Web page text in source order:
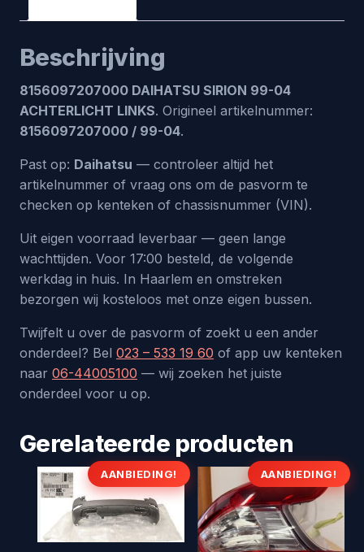
Beschrijving
8156097207000 DAIHATSU SIRION 99-04
ACHTERLICHT LINKS. Origineel artikelnummer:
8156097207000 / 99-04.
Past op: Daihatsu — controleer altijd het
artikelnummer of vraag ons om de pasvorm te
checken op kenteken of chassisnummer (VIN).
Uit eigen voorraad leverbaar — geen lange
wachttijden. Voor 17:00 besteld, de volgende
werkdag in huis. In Haarlem en omstreken
bezorgen wij kosteloos met onze eigen bussen.
Twijfelt u over de pasvorm of zoekt u een ander
onderdeel? Bel 023 – 533 19 60 of app uw kenteken
naar 06-44005100 — wij zoeken het juiste
onderdeel voor u op.
Gerelateerde producten
AANBIEDING! AANBIEDING!